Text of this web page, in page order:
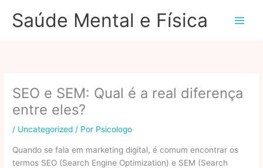
paraSaúde Mental e Física
SEO e SEM: Qual é a real diferença
entre eles?
/ Uncategorized / Por Psicologo
Quando se fala em marketing digital, é comum encontrar os
termos SEO (Search Engine Optimization) e SEM (Search